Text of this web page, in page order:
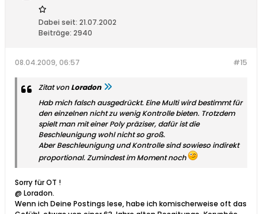
Dabei seit: 21.07.2002
Beiträge: 2940
#15
08.04.2009, 06:57
Zitat vonLoradon
Hab mich falsch ausgedrückt. Eine Multi wird bestimmt für
den einzelnen nicht zu wenig Kontrolle bieten. Trotzdem
spielt man mit einer Poly präziser, dafür ist die
Beschleunigung wohl nicht so groß.
Aber Beschleunigung und Kontrolle sind sowieso indirekt
proportional. Zumindest im Moment noch
Sorry für OT !
@ Loradon.
Wenn ich Deine Postings lese, habe ich komischerweise oft das